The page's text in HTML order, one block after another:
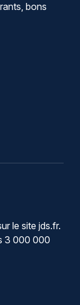
bons
le site jds.fr.
3 000 000